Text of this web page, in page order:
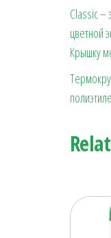
Classic –
цветной
Крышку